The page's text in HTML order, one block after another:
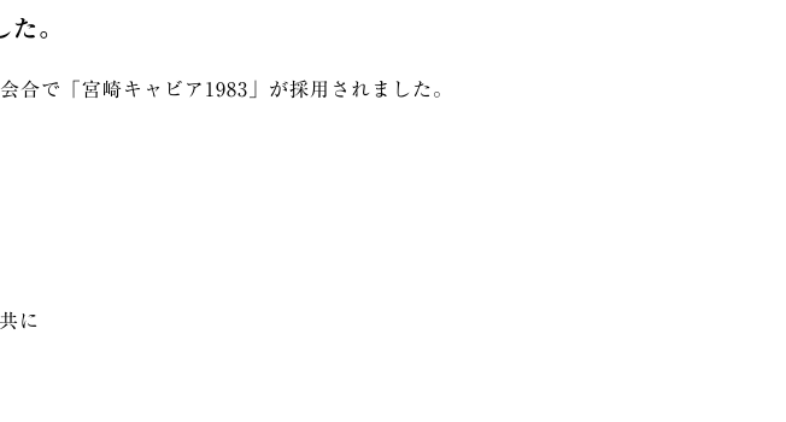
。
合で「宮崎キャビア1983」が採用されました。
に